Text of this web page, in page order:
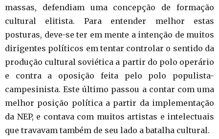
massas, defendiam uma concepção de formação
cultural elitista. Para entender melhor estas
posturas, deve-se ter em mente a intenção de muitos
dirigentes políticos em tentar controlar o sentido da
produção cultural soviética a partir do polo operário
e contra a oposição feita pelo polo populista-
campesinista. Este último passou a contar com uma
melhor posição política a partir da implementação
da NEP, e contava com muitos artistas e intelectuais
que travavam também de seu lado a batalha cultural.